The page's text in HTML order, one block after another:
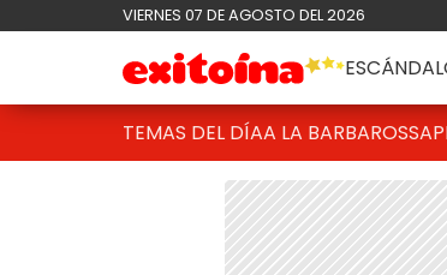
VIERNES 07 DE AGOSTO DEL 2026
TEMAS DEL DÍAA LA BARBAROSSA